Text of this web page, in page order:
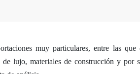
muy particulares, entre las que
lujo, materiales de construcción y por